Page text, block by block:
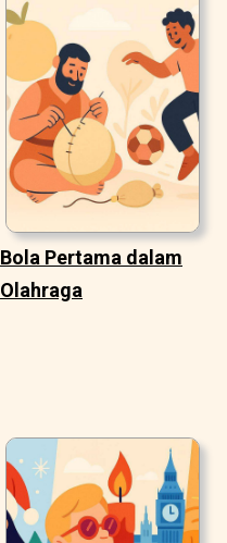
Bola Pertama dalam
Olahraga